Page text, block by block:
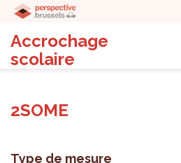
Accrochage
scolaire
2SOME
Type de mesure